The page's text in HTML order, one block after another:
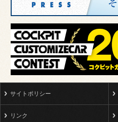
サイトポリシー
リンク